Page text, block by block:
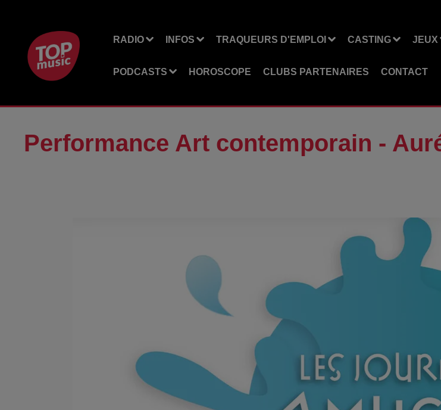
RADIO INFOS TRAQUEURS D'EMPLOI CASTING JEUX
PODCASTS HOROSCOPE CLUBS PARTENAIRES CONTACT
Performance Art contemporain -